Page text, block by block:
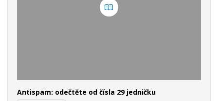
Antispam: odečtěte od čísla 29 jedničku